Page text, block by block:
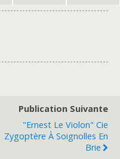
Publication Suivante
"Ernest Le Violon" Cie
Zygoptère À Soignolles En
Brie